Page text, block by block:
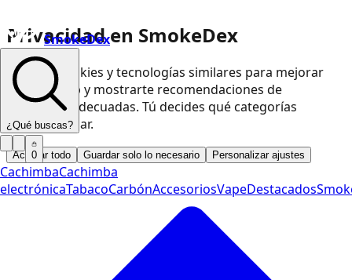
Privacidad en SmokeDex
Usamos cookies y tecnologías similares para mejorar
nuestra web y mostrarte recomendaciones de
productos adecuadas. Tú decides qué categorías
podemos usar.
Aceptar todo Guardar solo lo necesario Personalizar ajustes
SmokeDex
¿Qué buscas?
0
CachimbaCachimba
electrónicaTabacoCarbónAccesoriosVapeDestacados